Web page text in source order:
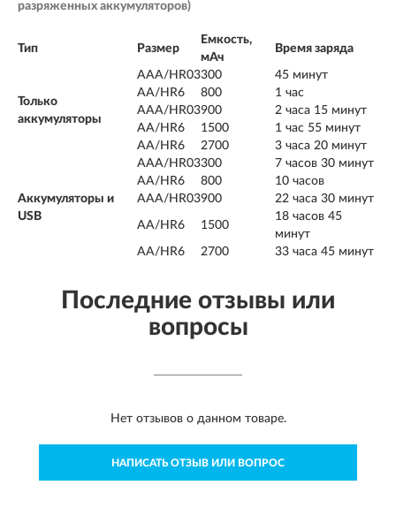
разряженных аккумуляторов)
Тип Размер
Емкость,
мАч
Время заряда
Только
аккумуляторы
AAA/HR03300
45 минут
AA/HR6
800
1 час
AAA/HR03900
2 часа 15 минут
AA/HR6
1500
1 час 55 минут
AA/HR6
2700 3 часа 20 минут
Аккумуляторы и
USB
AAA/HR03300
7 часов 30 минут
AA/HR6
800
10 часов
AAA/HR03900 22 часа 30 минут
AA/HR6 1500
18 часов 45
минут
AA/HR6
2700 33 часа 45 минут
Последние отзывы или
вопросы
Нет отзывов о данном товаре.
НАПИСАТЬ ОТЗЫВ ИЛИ ВОПРОС